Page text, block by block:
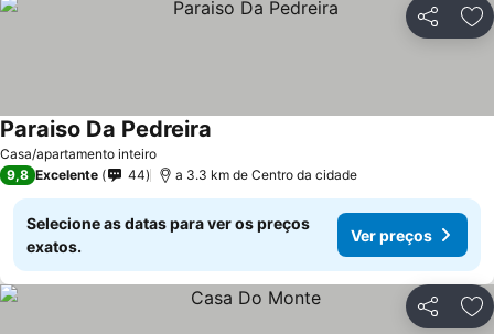
Partilhar
Casa/apartamento inteiro
Paraiso Da Pedreira
9,8 Excelente 44 a 3.3 km de Centro da cidade
Selecione as datas para ver os preços
exatos.
Ver preços
Partilhar